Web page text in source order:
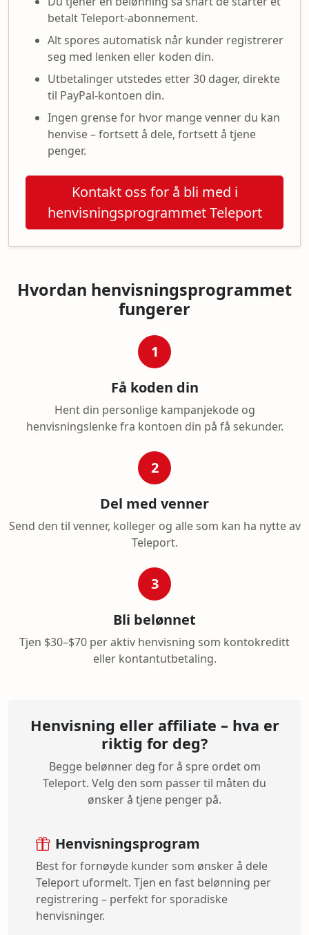
betalt Teleport-abonnement.
Alt spores automatisk når kunder registrerer
seg med lenken eller koden din.
Utbetalinger utstedes etter 30 dager, direkte
til PayPal-kontoen din.
Ingen grense for hvor mange venner du kan
henvise – fortsett å dele, fortsett å tjene
penger.
Kontakt oss for å bli med i
henvisningsprogrammet Teleport
Hvordan henvisningsprogrammet
fungerer
1
Få koden din
Hent din personlige kampanjekode og
henvisningslenke fra kontoen din på få sekunder.
2
Del med venner
Send den til venner, kolleger og alle som kan ha nytte av
Teleport.
3
Bli belønnet
Tjen $30–$70 per aktiv henvisning som kontokreditt
eller kontantutbetaling.
Henvisning eller affiliate – hva er
riktig for deg?
Begge belønner deg for å spre ordet om
Teleport. Velg den som passer til måten du
ønsker å tjene penger på.
Henvisningsprogram
Best for fornøyde kunder som ønsker å dele
Teleport uformelt. Tjen en fast belønning per
registrering – perfekt for sporadiske
henvisninger.